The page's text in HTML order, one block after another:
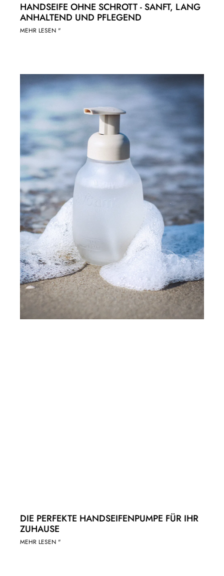
HANDSEIFE OHNE SCHROTT - SANFT, LANG
ANHALTEND UND PFLEGEND
MEHR LESEN "
DIE PERFEKTE HANDSEIFENPUMPE FÜR IHR
ZUHAUSE
MEHR LESEN "